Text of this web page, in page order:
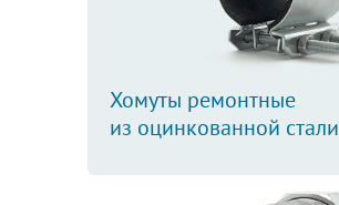
Хомуты ремонтные
из оцинкованной стали